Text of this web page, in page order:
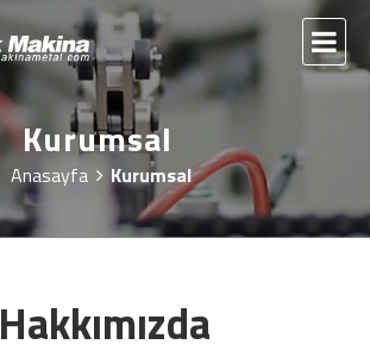
Kurumsal
Anasayfa Kurumsal
Hakkımızda